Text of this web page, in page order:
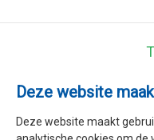
Deze website
Deze website maakt
1464